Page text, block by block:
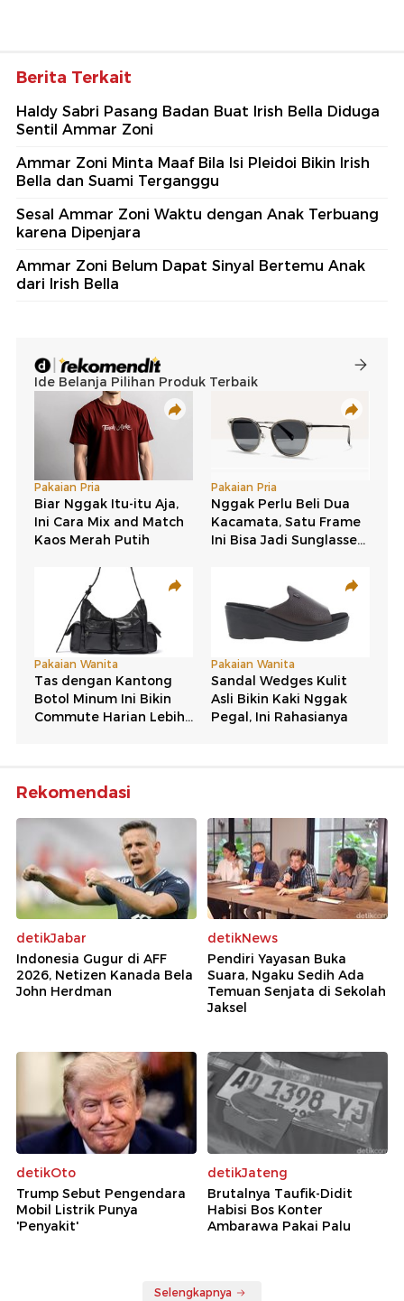
Berita Terkait
Haldy Sabri Pasang Badan Buat Irish Bella Diduga
Sentil Ammar Zoni
Ammar Zoni Minta Maaf Bila Isi Pleidoi Bikin Irish
Bella dan Suami Terganggu
Sesal Ammar Zoni Waktu dengan Anak Terbuang
karena Dipenjara
Ammar Zoni Belum Dapat Sinyal Bertemu Anak
dari Irish Bella
Rekomendasi
detikJabar
Indonesia Gugur di AFF
2026, Netizen Kanada Bela
John Herdman
detikNews
Pendiri Yayasan Buka
Suara, Ngaku Sedih Ada
Temuan Senjata di Sekolah
Jaksel
detikOto
Trump Sebut Pengendara
Mobil Listrik Punya
'Penyakit'
detikJateng
Brutalnya Taufik-Didit
Habisi Bos Konter
Ambarawa Pakai Palu
Selengkapnya